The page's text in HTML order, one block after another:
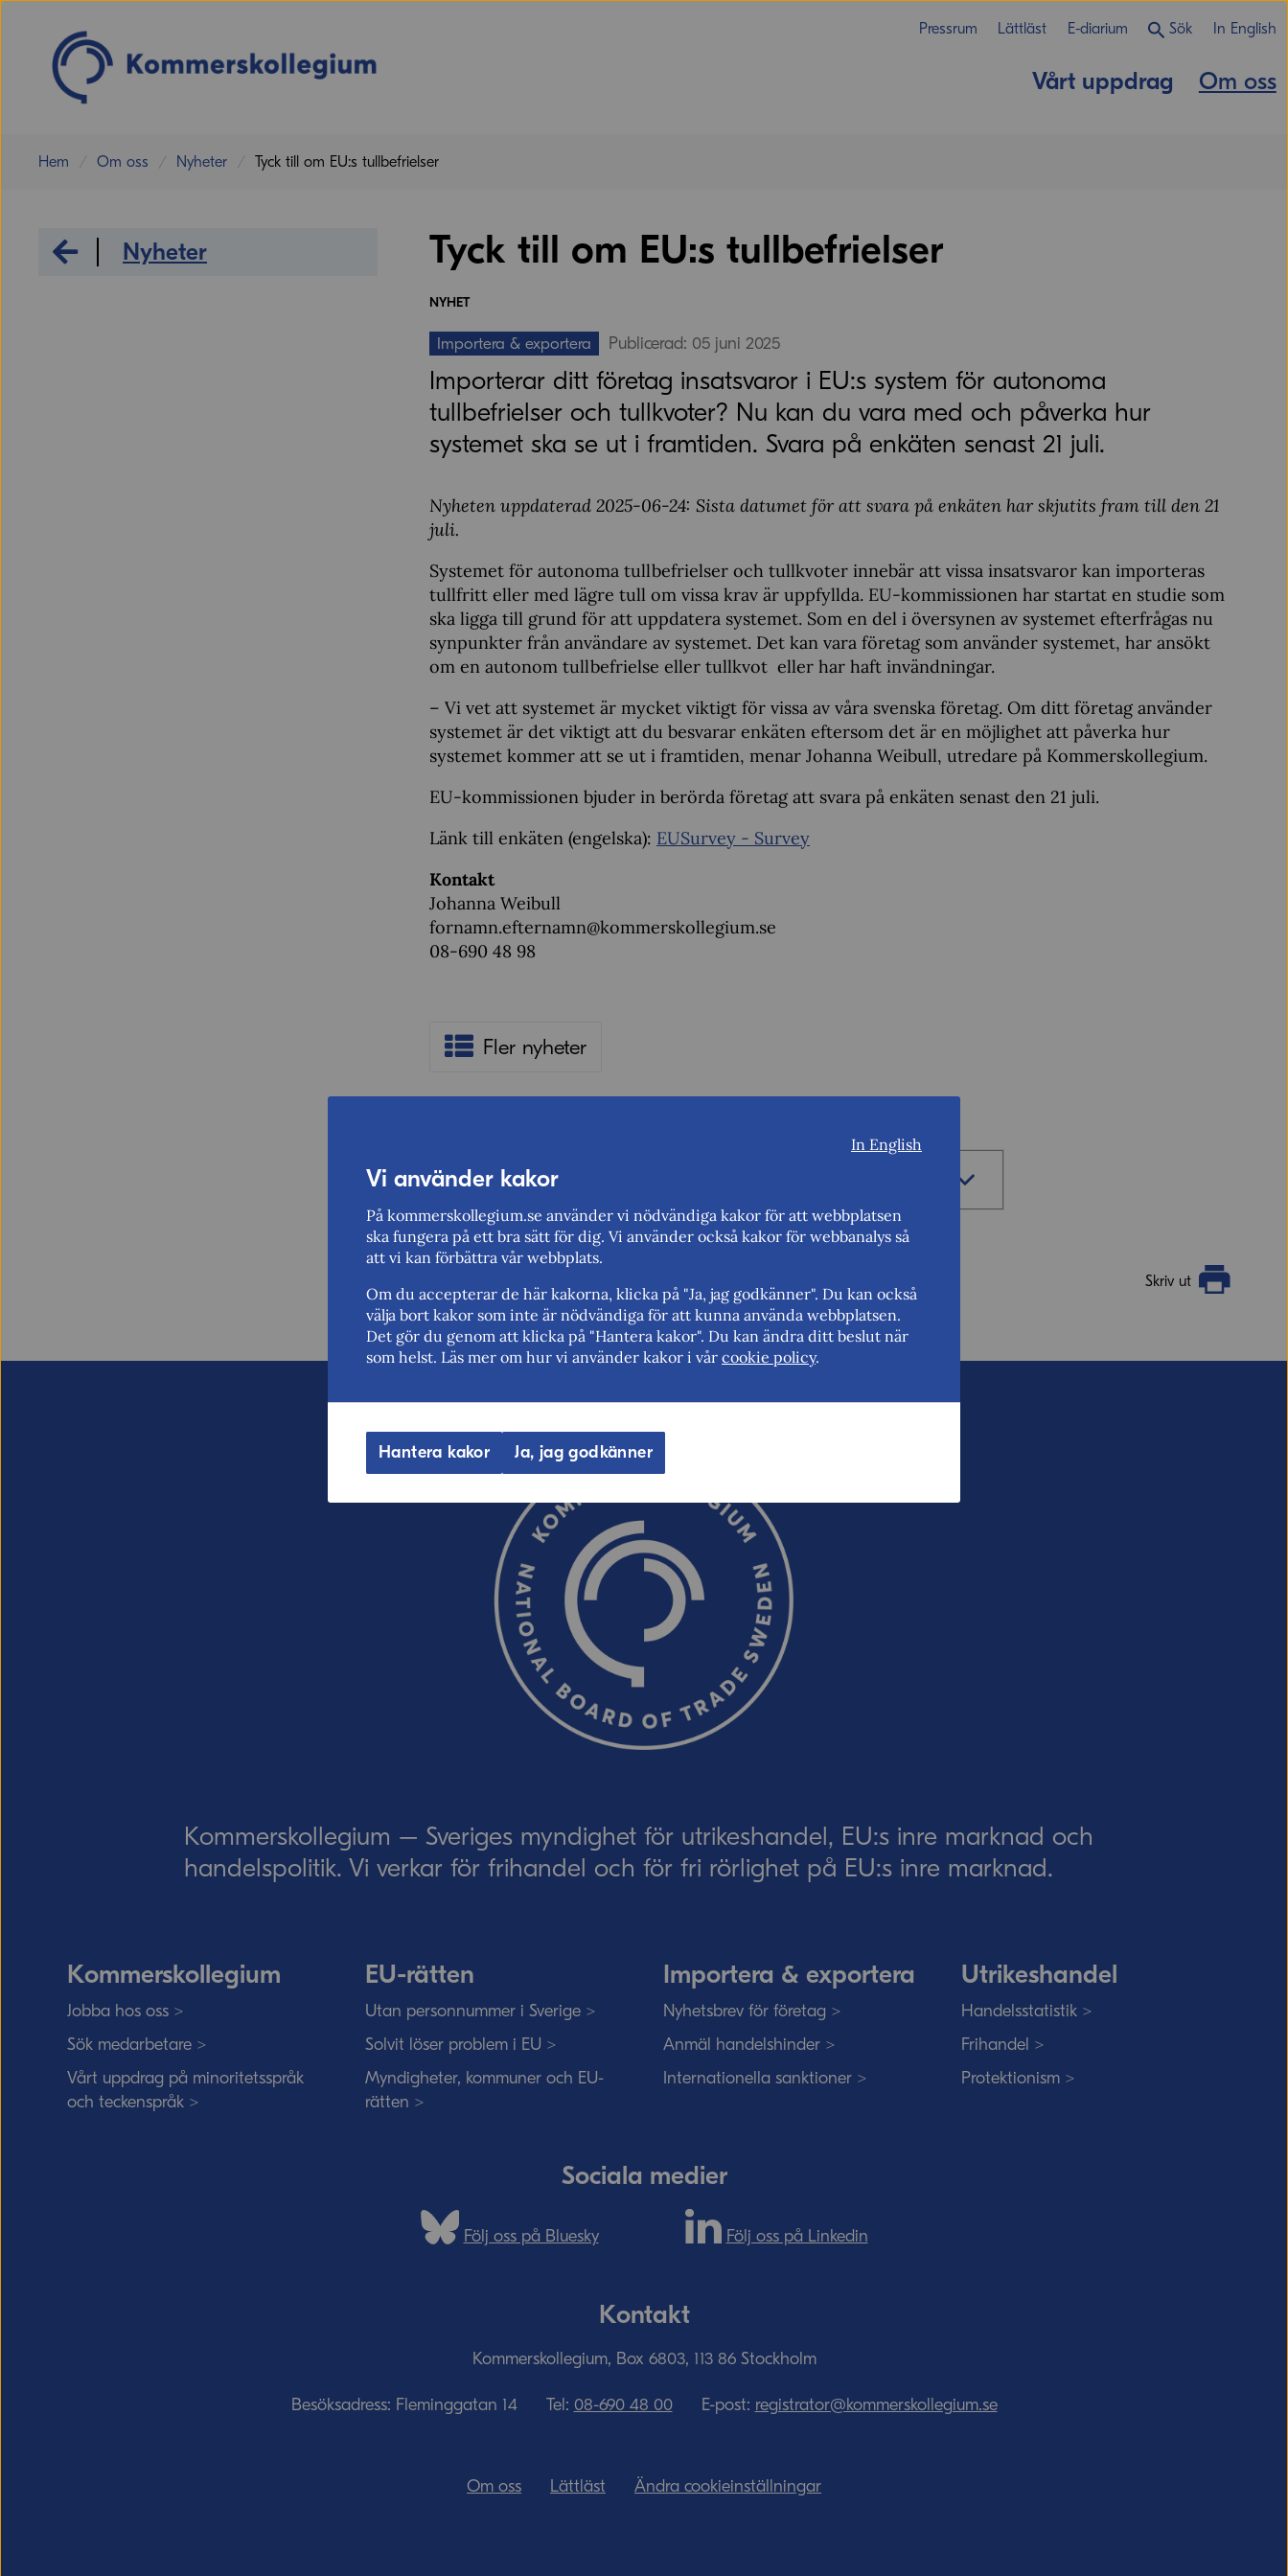
Pressrum Lättläst E-diarium Sök In English
Vårt uppdrag Om oss
Hem Om oss Nyheter Tyck till om EU:s tullbefrielser
Om ossNyheter Tyck till om EU:s tullbefrielser
NYHET
Importera & exportera Publicerad: 05 juni 2025
Importerar ditt företag insatsvaror i EU:s system för autonoma
tullbefrielser och tullkvoter? Nu kan du vara med och påverka hur
systemet ska se ut i framtiden. Svara på enkäten senast 21 juli.
Nyheten uppdaterad 2025-06-24: Sista datumet för att svara på enkäten har skjutits fram till den 21
juli.
Systemet för autonoma tullbefrielser och tullkvoter innebär att vissa insatsvaror kan importeras
tullfritt eller med lägre tull om vissa krav är uppfyllda. EU-kommissionen har startat en studie som
ska ligga till grund för att uppdatera systemet. Som en del i översynen av systemet efterfrågas nu
synpunkter från användare av systemet. Det kan vara företag som använder systemet, har ansökt
om en autonom tullbefrielse eller tullkvot eller har haft invändningar.
– Vi vet att systemet är mycket viktigt för vissa av våra svenska företag. Om ditt företag använder
systemet är det viktigt att du besvarar enkäten eftersom det är en möjlighet att påverka hur
systemet kommer att se ut i framtiden, menar Johanna Weibull, utredare på Kommerskollegium.
EU-kommissionen bjuder in berörda företag att svara på enkäten senast den 21 juli.
Länk till enkäten (engelska): EUSurvey - Survey
Kontakt
Johanna Weibull
fornamn.efternamn@kommerskollegium.se
08-690 48 98
Fler nyheter
Berätta gärna vad vi kan göra för att förbättra den här sidan.
Synpunkter (obligatoriskt)
oss!)
Ordverifiering Uppdatera captcha
Skriv ut
Kommerskollegium – Sveriges myndighet för utrikeshandel, EU:s inre marknad och
handelspolitik. Vi verkar för frihandel och för fri rörlighet på EU:s inre marknad.
Kommerskollegium
Jobba hos oss >
Sök medarbetare >
Vårt uppdrag på minoritetsspråk
och teckenspråk >
EU-rätten
Utan personnummer i Sverige >
Solvit löser problem i EU >
Myndigheter, kommuner och EU-
rätten >
Importera & exportera
Nyhetsbrev för företag >
Anmäl handelshinder >
Internationella sanktioner >
Utrikeshandel
Handelsstatistik >
Frihandel >
Protektionism >
Sociala medier
Följ oss på Bluesky Följ oss på Linkedin
Kontakt
Kommerskollegium, Box 6803, 113 86 Stockholm
Besöksadress: Fleminggatan 14 Tel: 08-690­ 48­ 00 E-post: registrator@kommerskollegium.se
Om oss Lättläst Ändra cookieinställningar
In English
Vi använder kakor
På kommerskollegium.se använder vi nödvändiga kakor för att webbplatsen
ska fungera på ett bra sätt för dig. Vi använder också kakor för webbanalys så
att vi kan förbättra vår webbplats.
Om du accepterar de här kakorna, klicka på "Ja, jag godkänner". Du kan också
välja bort kakor som inte är nödvändiga för att kunna använda webbplatsen.
Det gör du genom att klicka på "Hantera kakor". Du kan ändra ditt beslut när
som helst. Läs mer om hur vi använder kakor i vår cookie policy.
Hantera kakor Ja, jag godkänner